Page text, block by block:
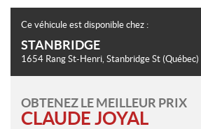
Ce véhicule est disponible chez :
STANBRIDGE
1654 Rang St-Henri, Stanbridge St (Québec)
OBTENEZ LE MEILLEUR PRIX
CLAUDE JOYAL